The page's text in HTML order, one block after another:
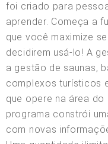
foi criado para
aprender. Começa a
que você maximize
decidirem usá-lo! A
a gestão de saunas,
complexos turísticos
que opere na área do
programa constrói
com novas